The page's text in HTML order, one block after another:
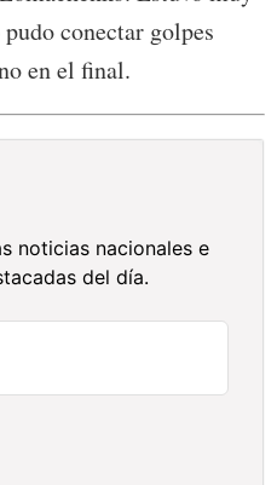
conectar golpes
en el final.
noticias nacionales e
del día.